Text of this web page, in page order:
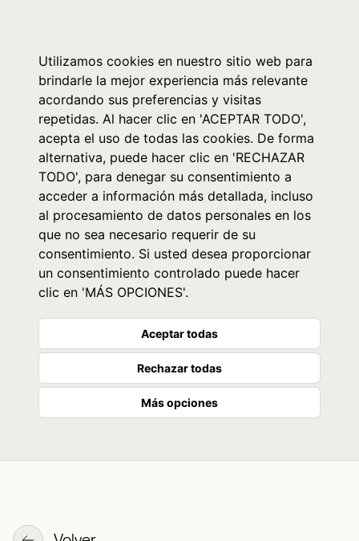
Utilizamos cookies en nuestro sitio web para
brindarle la mejor experiencia más relevante
acordando sus preferencias y visitas
repetidas. Al hacer clic en 'ACEPTAR TODO',
acepta el uso de todas las cookies. De forma
alternativa, puede hacer clic en 'RECHAZAR
TODO', para denegar su consentimiento a
acceder a información más detallada, incluso
al procesamiento de datos personales en los
que no sea necesario requerir de su
consentimiento. Si usted desea proporcionar
un consentimiento controlado puede hacer
clic en 'MÁS OPCIONES'.
Aceptar todas
Rechazar todas
Más opciones